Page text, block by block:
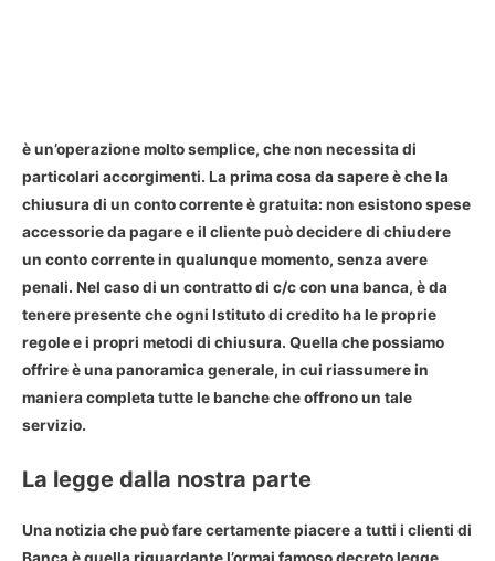
è un’operazione molto semplice, che non necessita di
particolari accorgimenti. La prima cosa da sapere è che la
chiusura di un conto corrente è gratuita: non esistono spese
accessorie da pagare e il cliente può decidere di chiudere
un conto corrente in qualunque momento, senza avere
penali. Nel caso di un contratto di c/c con una banca, è da
tenere presenteche ogni Istituto di credito ha le proprie
regole e i propri metodi di chiusura. Quella che possiamo
offrire è una panoramica generale, in cui riassumere in
maniera completa tutte le banche che offrono un tale
servizio.
La legge dalla nostra parte
Una notizia che può fare certamente piacere a tutti i clienti di
Banca è quella riguardante l’ormai famosodecreto legge